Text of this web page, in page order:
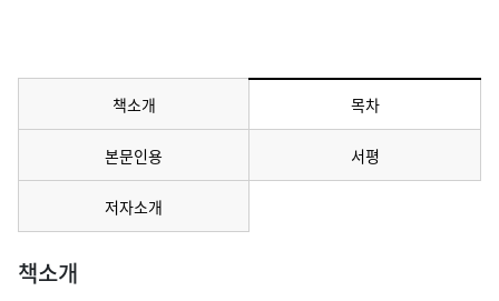
책소개 목차메뉴 선택됨
본문인용
서평
저자소개
책소개